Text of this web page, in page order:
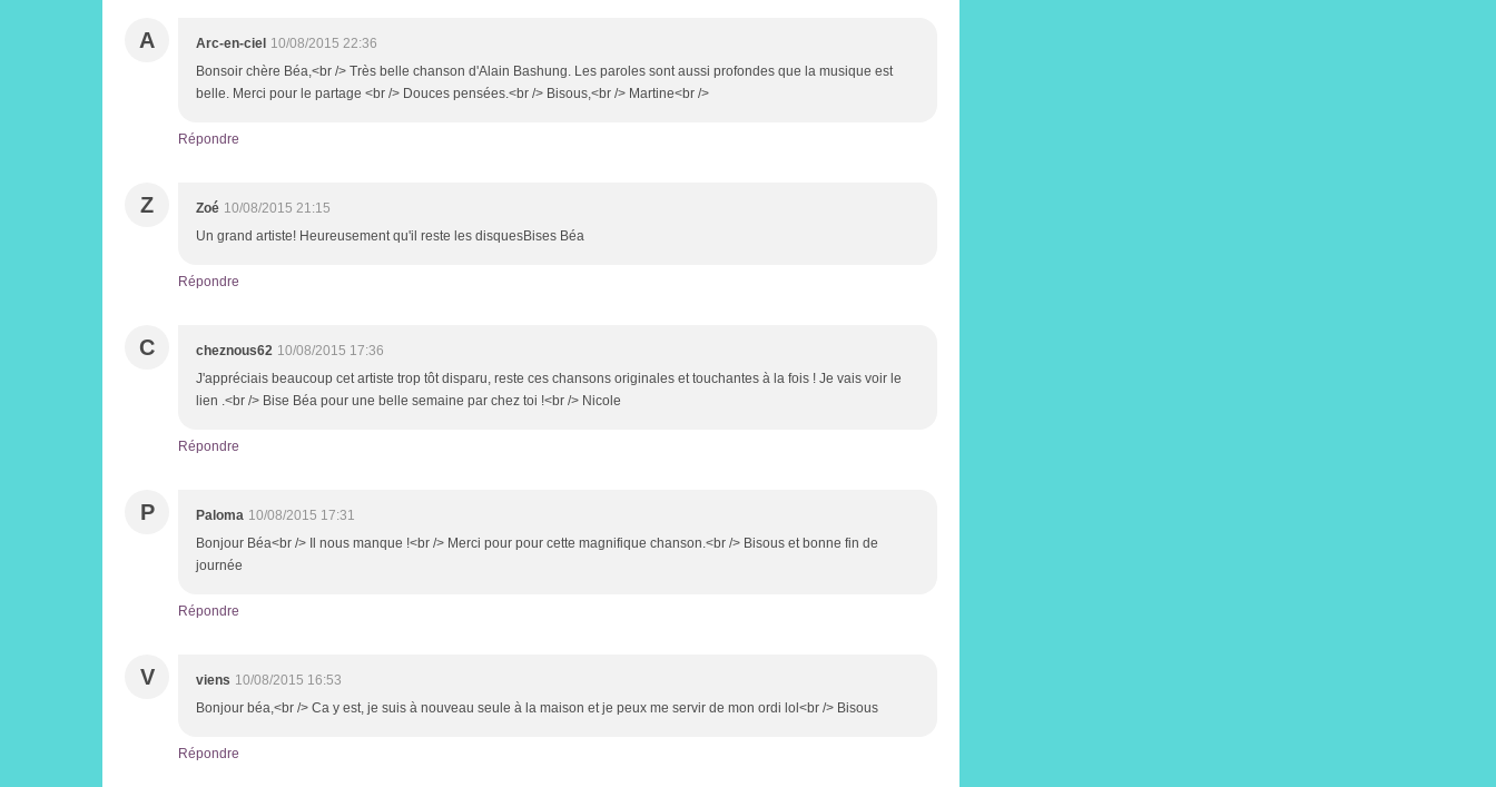
A Arc-en-ciel 10/08/2015 22:36
Bonsoir chère Béa,<br /> Très belle chanson d'Alain Bashung. Les paroles sont aussi profondes que la musique est
belle. Merci pour le partage <br /> Douces pensées.<br /> Bisous,<br /> Martine<br />
Répondre
Z Zoé 10/08/2015 21:15
Un grand artiste! Heureusement qu'il reste les disquesBises Béa
Répondre
C cheznous62 10/08/2015 17:36
J'appréciais beaucoup cet artiste trop tôt disparu, reste ces chansons originales et touchantes à la fois ! Je vais voir le
lien .<br /> Bise Béa pour une belle semaine par chez toi !<br /> Nicole
Répondre
P Paloma 10/08/2015 17:31
Bonjour Béa<br /> Il nous manque !<br /> Merci pour pour cette magnifique chanson.<br /> Bisous et bonne fin de
journée
Répondre
V viens 10/08/2015 16:53
Bonjour béa,<br /> Ca y est, je suis à nouveau seule à la maison et je peux me servir de mon ordi lol<br /> Bisous
Répondre